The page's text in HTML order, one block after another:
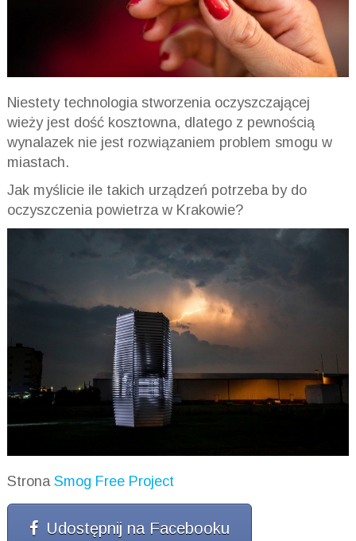
Niestety technologia stworzenia oczyszczającej
wieży jest dość kosztowna, dlatego z pewnością
wynalazek nie jest rozwiązaniem problem smogu w
miastach.
Jak myślicie ile takich urządzeń potrzeba by do
oczyszczenia powietrza w Krakowie?
Strona Smog Free Project
Udostępnij na Facebooku